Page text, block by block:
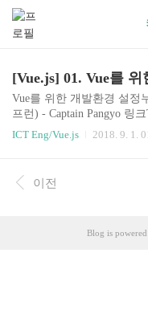
[Vue.js] 01. Vue를
Vue를 위한 개발환경 설정
프런) - Captain Pangyo 링
픈소스이며 무료이다. 그리
그인 테마 설치ctrl +
kAtom 플러그인 패키지 설
작 태그를 여는 순간 자동
ICT Eng/Vue.js 2018. 9. 1.
이전
Blog is